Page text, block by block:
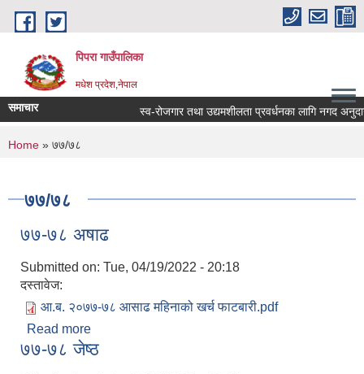
Skip to main content
पिपरा गाउँपालिका
मधेश प्रदेश,नेपाल
समाचार स्व-रोजगार तथा उद्यमशीलता प्रवर्धनका लागि नगद
You are here
Home » ७७/७८
७७/७८
७७-७८ अषाढ
Submitted on: Tue, 04/19/2022 - 20:18
दस्तावेज:
आ.ब. २०७७-७८ आसाढ महिनाको खर्च फाटबारी.pdf
Read more
७७-७८ जेष्ठ